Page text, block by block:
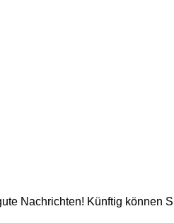
Nachrichten! Künftig können